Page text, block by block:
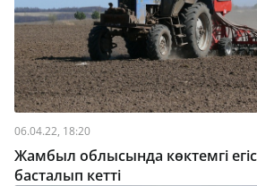
06.04.22, 18:20
Жамбыл облысында көктемгі
басталып кетті